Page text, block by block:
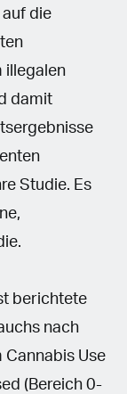
auf die
illegalen
damit
Studie. Es
berichtete
nach
Cannabis Use
(Bereich 0-